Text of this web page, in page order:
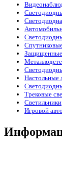
Настольные
Трековые
Светильники
Игровой